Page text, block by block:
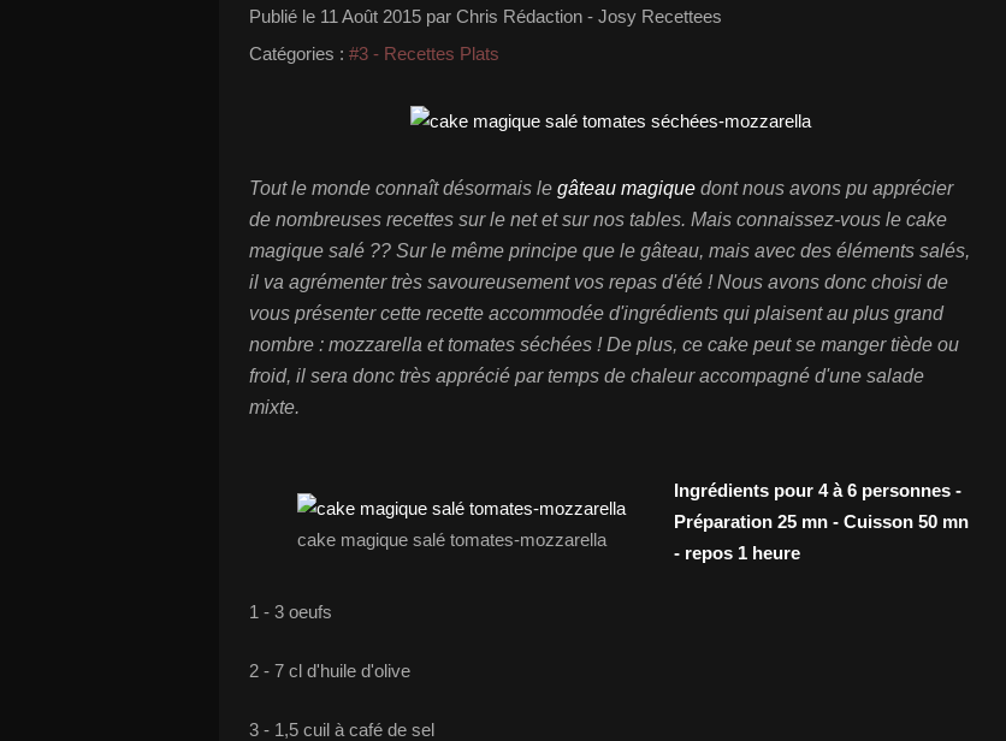
Publié le 11 Août 2015 par Chris Rédaction - Josy Recettees
Catégories : #3 - Recettes Plats
Tout le monde connaît désormais le gâteau magique dont nous avons pu apprécier
de nombreuses recettes sur le net et sur nos tables. Mais connaissez-vous le cake
magique salé ?? Sur le même principe que le gâteau, mais avec des éléments salés,
il va agrémenter très savoureusement vos repas d'été ! Nous avons donc choisi de
vous présenter cette recette accommodée d'ingrédients qui plaisent au plus grand
nombre : mozzarella et tomates séchées ! De plus, ce cake peut se manger tiède ou
froid, il sera donc très apprécié par temps de chaleur accompagné d'une salade
mixte.
cake magique salé tomates-mozzarella
Ingrédients pour 4 à 6 personnes -
Préparation 25 mn - Cuisson 50 mn
- repos 1 heure
1 - 3 oeufs
2 - 7 cl d'huile d'olive
3 - 1,5 cuil à café de sel